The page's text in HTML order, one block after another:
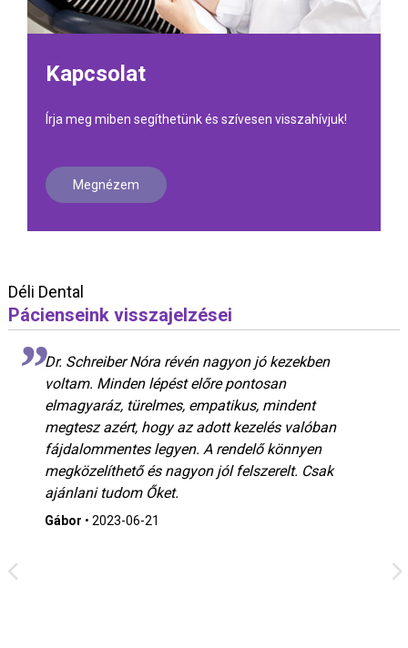
Kapcsolat
Írja meg miben segíthetünk és szívesen visszahívjuk!
Megnézem
Déli Dental
Pácienseink visszajelzései
Dr. Schreiber Nóra révén nagyon jó kezekben
voltam. Minden lépést előre pontosan
elmagyaráz, türelmes, empatikus, mindent
megtesz azért, hogy az adott kezelés valóban
fájdalommentes legyen. A rendelő könnyen
megközelíthető és nagyon jól felszerelt. Csak
ajánlani tudom Őket.
Gábor • 2023-06-21